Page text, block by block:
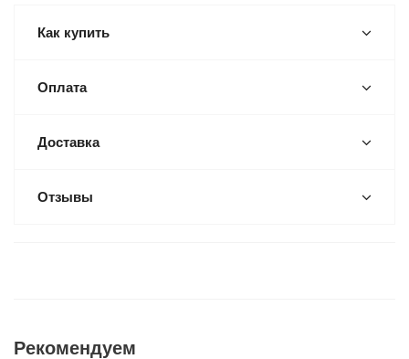
Как купить
Оплата
Доставка
Отзывы
Рекомендуем